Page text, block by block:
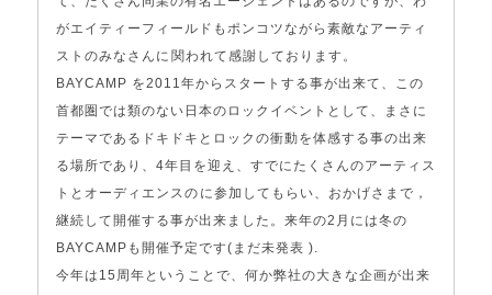
がエイティーフィールドもポンコツながら素敵なアーティ
ストのみなさんに関われて感謝しております。
BAYCAMP を2011年からスタートする事が出来て、この
首都圏では類のない日本のロックイベントとして、まさに
テーマであるドキドキとロックの衝動を体感する事の出来
る場所であり、4年目を迎え、すでにたくさんのアーティス
トとオーディエンスのに参加してもらい、おかげさまで，
継続して開催する事が出来ました。来年の2月には冬の
BAYCAMPも開催予定です(まだ未発表 ).
今年は15周年ということで、何か弊社の大きな企画が出来